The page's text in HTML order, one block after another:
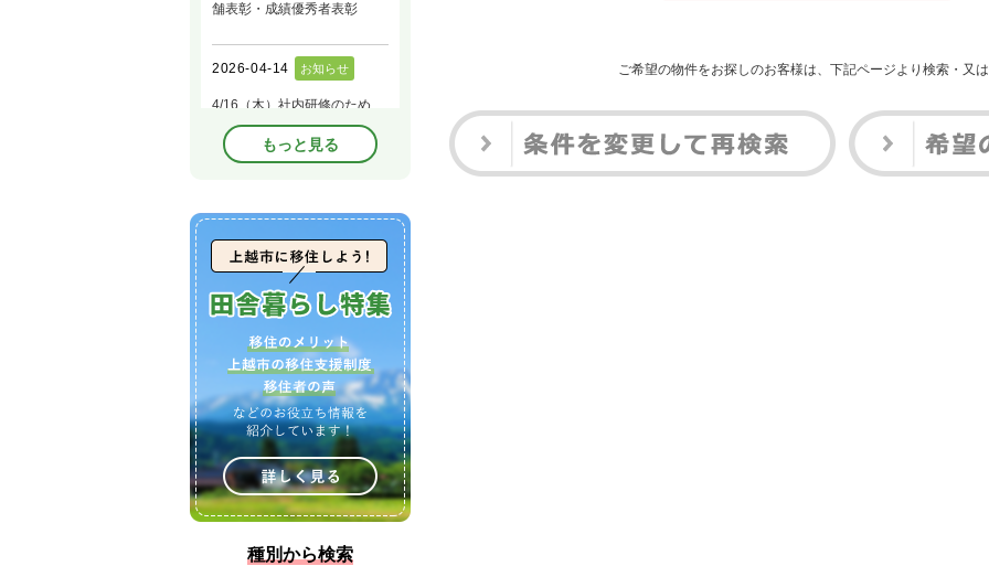
ご希望の物件をお探しのお客様は、下記ページより検索・又は
もっと見る
種別から検索